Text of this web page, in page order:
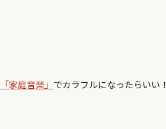
「家庭音楽」 でカラフルになったらいい！